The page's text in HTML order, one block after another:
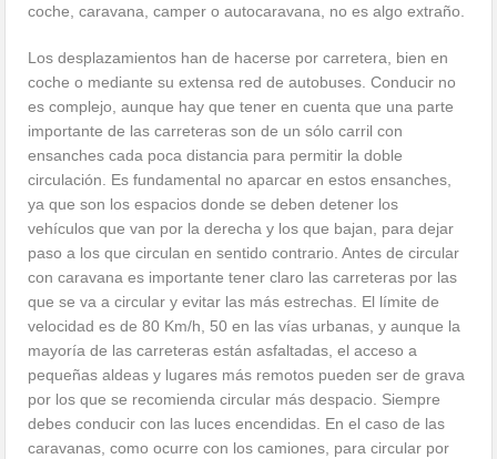
coche, caravana, camper o autocaravana, no es algo extraño.
Los desplazamientos han de hacerse por carretera, bien en
coche o mediante su extensa red de autobuses. Conducir no
es complejo, aunque hay que tener en cuenta que una parte
importante de las carreteras son de un sólo carril con
ensanches cada poca distancia para permitir la doble
circulación. Es fundamental no aparcar en estos ensanches,
ya que son los espacios donde se deben detener los
vehículos que van por la derecha y los que bajan, para dejar
paso a los que circulan en sentido contrario. Antes de circular
con caravana es importante tener claro las carreteras por las
que se va a circular y evitar las más estrechas. El límite de
velocidad es de 80 Km/h, 50 en las vías urbanas, y aunque la
mayoría de las carreteras están asfaltadas, el acceso a
pequeñas aldeas y lugares más remotos pueden ser de grava
por los que se recomienda circular más despacio. Siempre
debes conducir con las luces encendidas. En el caso de las
caravanas, como ocurre con los camiones, para circular por